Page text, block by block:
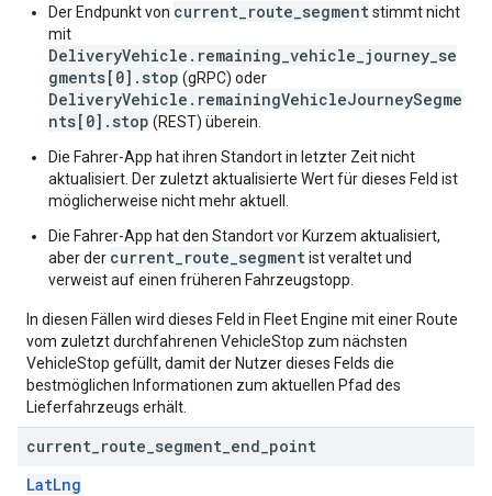
Der Endpunkt von current_route_segmentstimmt nicht
mit
DeliveryVehicle.remaining_vehicle_journey_se
gments[0].stop (gRPC) oder
DeliveryVehicle.remainingVehicleJourneySegme
nts[0].stop (REST) überein.
Die Fahrer-App hat ihren Standort in letzter Zeit nicht
aktualisiert. Der zuletzt aktualisierte Wert für dieses Feld ist
möglicherweise nicht mehr aktuell.
Die Fahrer-App hat den Standort vor Kurzem aktualisiert,
aber der current_route_segmentist veraltet und
verweist auf einen früheren Fahrzeugstopp.
In diesen Fällen wird dieses Feld in Fleet Engine mit einer Route
vom zuletzt durchfahrenen VehicleStop zum nächsten
VehicleStop gefüllt, damit der Nutzer dieses Felds die
bestmöglichen Informationen zum aktuellen Pfad des
Lieferfahrzeugs erhält.
current route segment end point
LatLng